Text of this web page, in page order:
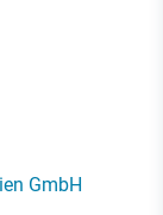
GmbH